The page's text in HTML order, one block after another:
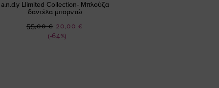
a.n.d.y Llimited Collection- Μπλούζα
δαντέλα μπορντώ
(-64%)
Ειδική
Τιμή
20,00 €
55,00 €